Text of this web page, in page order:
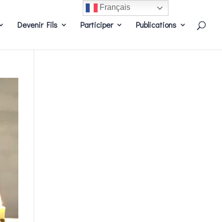
Devenir Fils Participer Publications
Français